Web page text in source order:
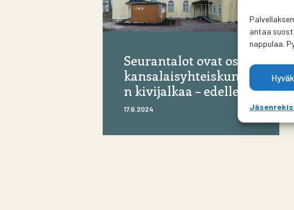
antaa
nappulaa.
Seurantalot ovat osa
kansalaisyhteiskunna
n kivijalkaa – edelleen
17.6.2024